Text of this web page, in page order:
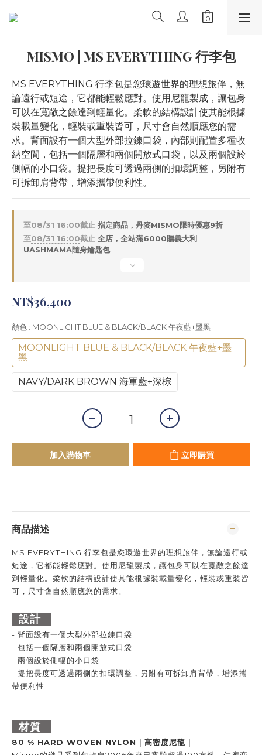
MISMO | MS EVERYTHING 行李包
MS EVERYTHING 行李包是您環遊世界的理想旅伴，無
論遠行或短途，它都能輕鬆應對。使用尼龍製成，讓包身
可以在寬敞之餘達到輕量化。柔軟的結構設計使其能根據
裝載量變化，輕裝或重裝皆可，尺寸會自然順應您的需
求。背面設有一個大型外部拉鍊口袋，內部則配置多種收
納空間，包括一個隔層和兩個開放式口袋，以及兩個設於
側幅的小口袋。提把長度可透過兩側的扣環調整，另附有
可拆卸肩背帶，增添攜帶便利性。
至08/31 16:00截止 指定商品，丹麥MISMO限時優惠9折
至08/31 16:00截止 全店，全站滿6000贈義大利
UASHMAMA隨身鑰匙包
NT$36,400
顏色 : MOONLIGHT BLUE & BLACK/BLACK 午夜藍+墨黑
MOONLIGHT BLUE & BLACK/BLACK 午夜藍+墨
黑
NAVY/DARK BROWN 海軍藍+深棕
加入購物車 立即購買
商品描述
MS EVERYTHING 行李包是您環遊世界的理想旅伴，無論遠行或
短途，它都能輕鬆應對。使用尼龍製成，讓包身可以在寬敞之餘達
到輕量化。柔軟的結構設計使其能根據裝載量變化，輕裝或重裝皆
可，尺寸會自然順應您的需求。
設計
- 背面設有一個大型外部拉鍊口袋
- 包括一個隔層和兩個開放式口袋
- 兩個設於側幅的小口袋
- 提把長度可透過兩側的扣環調整，另附有可拆卸肩背帶，增添攜
帶便利性
材質
80 % HARD WOVEN NYLON ｜高密度尼龍 ｜